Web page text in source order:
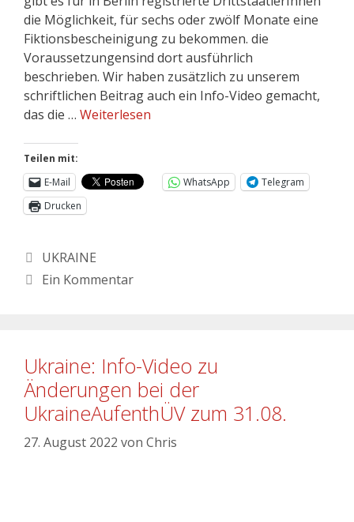
die Möglichkeit, für sechs oder zwölf Monate eine
Fiktionsbescheinigung zu bekommen. die
Voraussetzungensind dort ausführlich
beschrieben. Wir haben zusätzlich zu unserem
schriftlichen Beitrag auch ein Info-Video gemacht,
das die … Weiterlesen
Teilen mit:
E-Mail
WhatsApp
Telegram
Drucken
UKRAINE
Ein Kommentar
Ukraine: Info-Video zu
Änderungen bei der
UkraineAufenthÜV zum 31.08.
27. August 2022 von Chris